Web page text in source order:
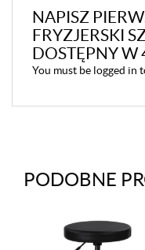
NAPISZ
FRYZJERSKI
DOSTĘPNY W
You must be logged in
PODOBNE